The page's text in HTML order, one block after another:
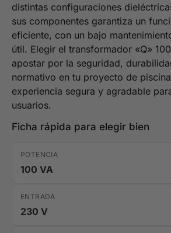
distintas configuraciones
sus componentes garantiza un
eficiente, con un bajo
útil. Elegir el transformador «Q»
apostar por la seguridad,
normativo en tu proyecto de
experiencia segura y agradable
usuarios.
Ficha rápida para elegir bien
POTENCIA
100 VA
ENTRADA
230 V